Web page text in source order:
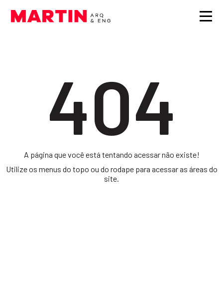
404
A página que você está tentando acessar não existe!
Utilize os menus do topo ou do rodape para acessar as áreas do
site.